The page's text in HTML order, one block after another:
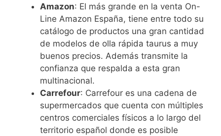
Amazon: El más grande en la venta On-
Line Amazon España, tiene entre todo su
catálogo de productos una gran cantidad
de modelos de olla rápida taurus a muy
buenos precios. Además transmite la
confianza que respalda a esta gran
multinacional.
Carrefour: Carrefour es una cadena de
supermercados que cuenta con múltiples
centros comerciales físicos a lo largo del
territorio español donde es posible